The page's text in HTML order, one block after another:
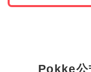
Pokke公